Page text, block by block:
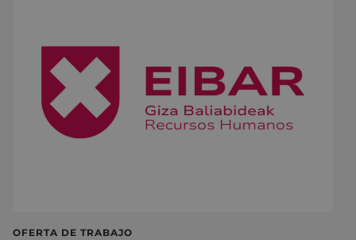
OFERTA DE TRABAJO